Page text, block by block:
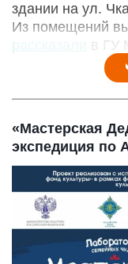
здании на ул.
Из помещений
рассказали
в ГУ
«Мастерская
экспедиция по